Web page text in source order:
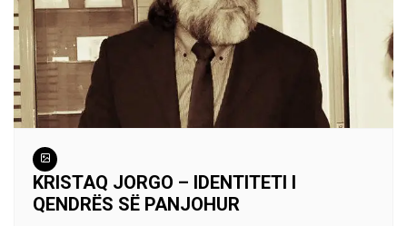
KRISTAQ JORGO – IDENTITETI I
QENDRËS SË PANJOHUR